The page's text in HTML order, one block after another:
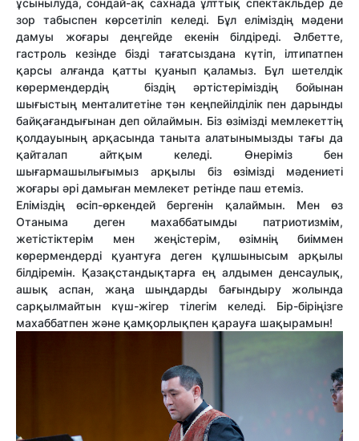
зор табыспен көрсетіліп келеді. Бұл еліміздің мәдени
дамуы жоғары деңгейде екенін білдіреді. Әлбетте,
гастроль кезінде бізді тағатсыздана күтіп, ілтипатпен
қарсы алғанда қатты қуанып қаламыз. Бұл шетелдік
көрермендердің біздің әртістеріміздің бойынан
шығыстың менталитетіне тән кеңпейілділік пен дарынды
байқағандығынан деп ойлаймын. Біз өзімізді мемлекеттің
қолдауының арқасында таныта алатынымызды тағы да
қайталап айтқым келеді. Өнеріміз бен
шығармашылығымыз арқылы біз өзімізді мәдениеті
жоғары әрі дамыған мемлекет ретінде паш етеміз.
Еліміздің өсіп-өркендей бергенін қалаймын. Мен өз
Отаныма деген махаббатымды патриотизмім,
жетістіктерім мен жеңістерім, өзімнің биіммен
көрермендерді қуантуға деген құлшынысым арқылы
білдіремін. Қазақстандықтарға ең алдымен денсаулық,
ашық аспан, жаңа шыңдарды бағындыру жолында
сарқылмайтын күш-жігер тілегім келеді. Бір-біріңізге
махаббатпен және қамқорлықпен қарауға шақырамын!